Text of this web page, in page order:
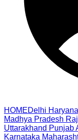
HOMEDelhi Haryana
Madhya Pradesh
Uttarakhand Punjab
Karnataka